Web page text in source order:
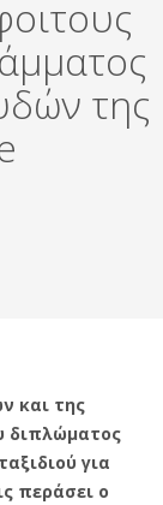
της
και της
διπλώματος
για
περάσει ο